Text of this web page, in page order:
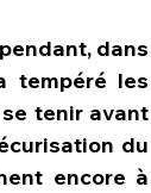
dans
tempéré les
tenir avant
du
encore à